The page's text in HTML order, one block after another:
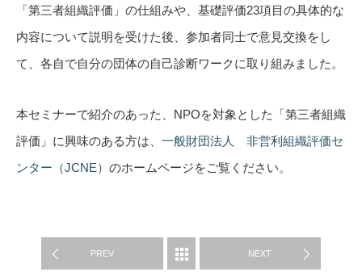
「第三者組織評価」の仕組みや、基礎評価23項目の具体的な
内容について説明を受けた後、参加者同士で意見交換をし
て、各自で自分の団体の自己診断ワークに取り組みました。
本セミナーで紹介のあった、NPOを対象とした「第三者組織
評価」に興味のある方は、 一般財団法人 非営利組織評価セ
ンター（JCNE） のホームページをご覧ください。
PREV
活動報告 NEXT